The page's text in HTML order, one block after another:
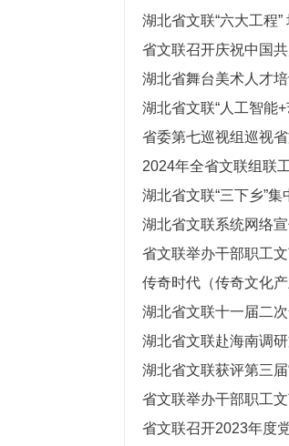
湖北省文联“六大工程
省文联召开庆祝中国
湖北省舞台美术人才
湖北省文联“人工智能
省委第七巡视组巡视
2024年全省文联组联
湖北省文联“三下乡”
湖北省文联系统网络
省文联举办干部职工
传奇时代（传奇文化
湖北省文联十一届二
湖北省文联赴海南调
湖北省文联获评第三
省文联举办干部职工
省文联召开2023年度